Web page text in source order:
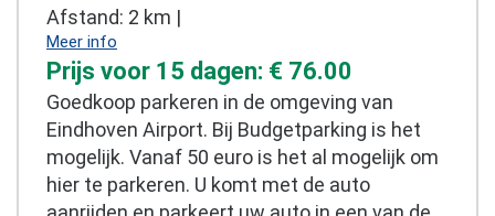
Afstand: 2 km |
Meer info
Prijs voor 15 dagen: € 76.00
Goedkoop parkeren in de omgeving van
Eindhoven Airport. Bij Budgetparking is het
mogelijk. Vanaf 50 euro is het al mogelijk om
hier te parkeren. U komt met de auto